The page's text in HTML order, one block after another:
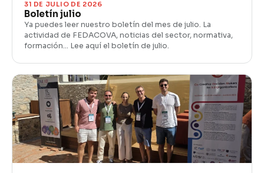
31 DE JULIO DE 2026
Boletín julio
Ya puedes leer nuestro boletín del mes de julio. La
actividad de FEDACOVA, noticias del sector, normativa,
formación… Lee aquí el boletín de julio.